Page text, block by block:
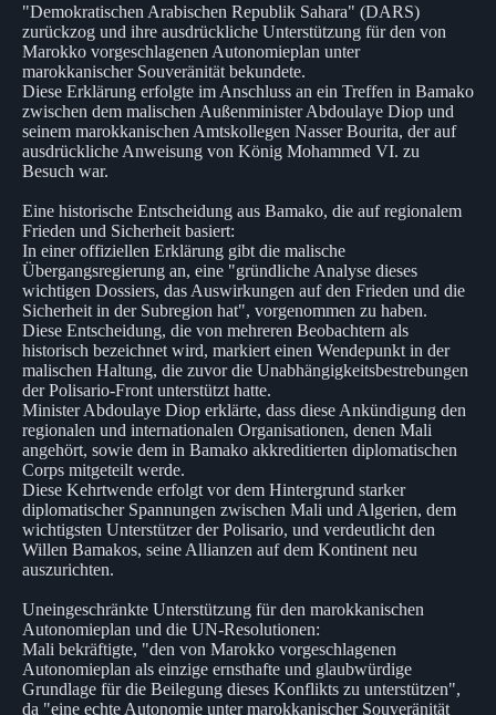
"Demokratischen Arabischen Republik Sahara" (DARS)
zurückzog und ihre ausdrückliche Unterstützung für den von
Marokko vorgeschlagenen Autonomieplan unter
marokkanischer Souveränität bekundete.
Diese Erklärung erfolgte im Anschluss an ein Treffen in Bamako
zwischen dem malischen Außenminister Abdoulaye Diop und
seinem marokkanischen Amtskollegen Nasser Bourita, der auf
ausdrückliche Anweisung von König Mohammed VI. zu
Besuch war.
Eine historische Entscheidung aus Bamako, die auf regionalem
Frieden und Sicherheit basiert:
In einer offiziellen Erklärung gibt die malische
Übergangsregierung an, eine "gründliche Analyse dieses
wichtigen Dossiers, das Auswirkungen auf den Frieden und die
Sicherheit in der Subregion hat", vorgenommen zu haben.
Diese Entscheidung, die von mehreren Beobachtern als
historisch bezeichnet wird, markiert einen Wendepunkt in der
malischen Haltung, die zuvor die Unabhängigkeitsbestrebungen
der Polisario-Front unterstützt hatte.
Minister Abdoulaye Diop erklärte, dass diese Ankündigung den
regionalen und internationalen Organisationen, denen Mali
angehört, sowie dem in Bamako akkreditierten diplomatischen
Corps mitgeteilt werde.
Diese Kehrtwende erfolgt vor dem Hintergrund starker
diplomatischer Spannungen zwischen Mali und Algerien, dem
wichtigsten Unterstützer der Polisario, und verdeutlicht den
Willen Bamakos, seine Allianzen auf dem Kontinent neu
auszurichten.
Uneingeschränkte Unterstützung für den marokkanischen
Autonomieplan und die UN-Resolutionen:
Mali bekräftigte, "den von Marokko vorgeschlagenen
Autonomieplan als einzige ernsthafte und glaubwürdige
Grundlage für die Beilegung dieses Konflikts zu unterstützen",
da "eine echte Autonomie unter marokkanischer Souveränität